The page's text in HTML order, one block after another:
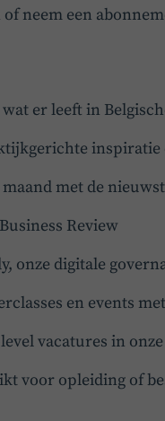
of neem een
er leeft in
inspiratie
met de
Review
onze digitale
en events
vacatures in
voor opleiding of